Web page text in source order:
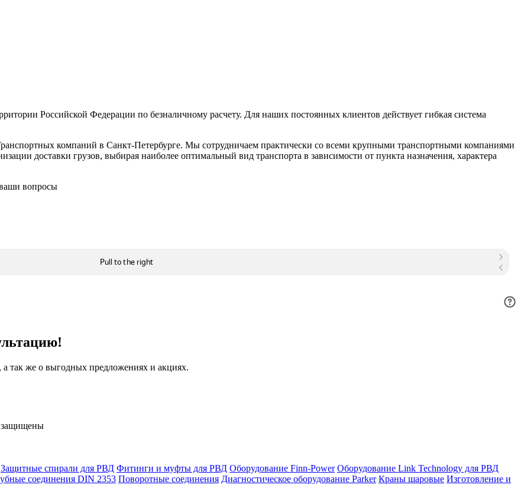
Российской Федерации по безналичному расчету. Для наших постоянных клиентов действует гибкая система
компаний в Санкт-Петербурге. Мы сотрудничаем практически со всеми крупными транспортными компаниями
доставки грузов, выбирая наиболее оптимальный вид транспорта в зависимости от пункта назначения, характера
ваши вопросы
так же о выгодных предложениях и акциях.
защищены
Защитные спирали для РВД Фитинги и муфты для РВД Оборудование Finn-Power Оборудование Link Technology для РВД
соединения DIN 2353 Поворотные соединения Диагностическое оборудование Parker Краны шаровые Изготовление и